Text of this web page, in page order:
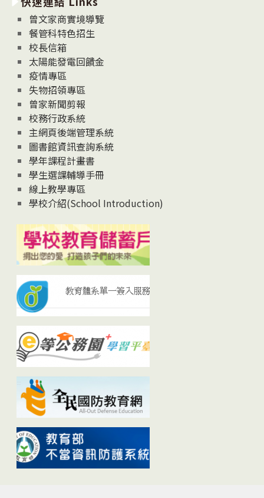
息
News
曾文家商實境導覽
餐管科特色招生
校長信箱
太陽能發電回饋金
疫情專區
失物招領專區
曾家新聞剪報
校務行政系統
主網頁後端管理系統
圖書館資訊查詢系統
學年課程計畫書
學生選課輔導手冊
線上教學專區
學校介紹(School Introduction)